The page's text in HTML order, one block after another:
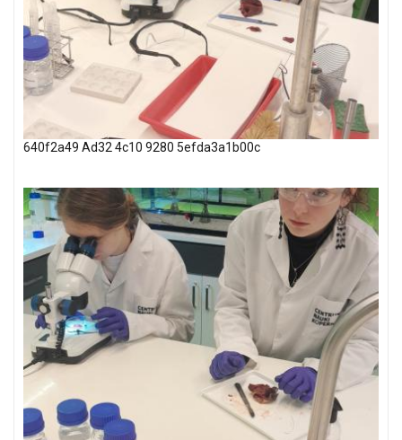
640f2a49 Ad32 4c10 9280 5efda3a1b00c